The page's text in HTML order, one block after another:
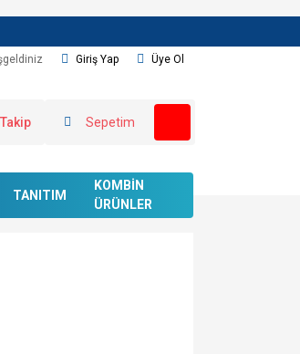
Giriş Yap Üye Ol
Sepetim
TANITIM
KOMBİN
ÜRÜNLER